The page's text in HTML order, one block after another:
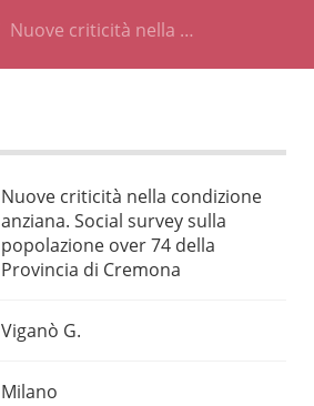
Nuove criticità nella …
Nuove criticità nella condizione
anziana. Social survey sulla
popolazione over 74 della
Provincia di Cremona
Viganò G.
Milano